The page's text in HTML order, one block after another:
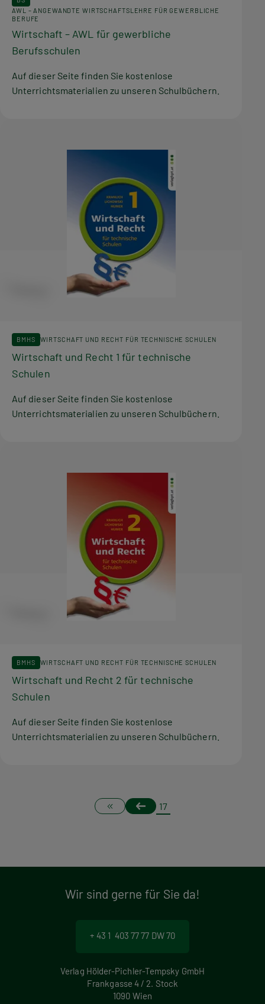
AWL – ANGEWANDTE WIRTSCHAFTSLEHRE FÜR GEWERBLICHE
BERUFE
Wirtschaft – AWL für gewerbliche
Berufsschulen
Auf dieser Seite finden Sie kostenlose
Unterrichtsmaterialien zu unseren Schulbüchern.
BMHS WIRTSCHAFT UND RECHT FÜR TECHNISCHE SCHULEN
Wirtschaft und Recht 1 für technische
Schulen
Auf dieser Seite finden Sie kostenlose
Unterrichtsmaterialien zu unseren Schulbüchern.
BMHS WIRTSCHAFT UND RECHT FÜR TECHNISCHE SCHULEN
Wirtschaft und Recht 2 für technische
Schulen
Auf dieser Seite finden Sie kostenlose
Unterrichtsmaterialien zu unseren Schulbüchern.
Erste
Vorherige
Page
17
Wir sind gerne für Sie da!
+ 43 1 403 77 77 DW 70
Verlag Hölder-Pichler-Tempsky GmbH
Frankgasse 4 / 2. Stock
1090 Wien